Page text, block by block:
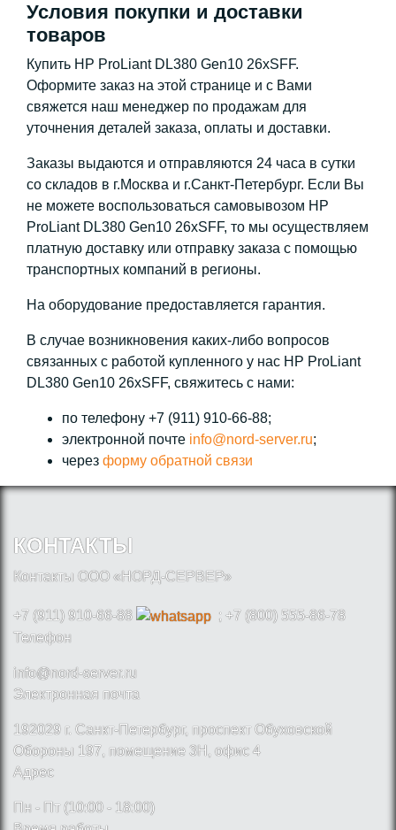
Условия покупки и доставки
товаров
Купить HP ProLiant DL380 Gen10 26xSFF.
Оформите заказ на этой странице и с Вами
свяжется наш менеджер по продажам для
уточнения деталей заказа, оплаты и доставки.
Заказы выдаются и отправляются 24 часа в сутки
со складов в г.Москва и г.Санкт-Петербург. Если Вы
не можете воспользоваться самовывозом HP
ProLiant DL380 Gen10 26xSFF, то мы осуществляем
платную доставку или отправку заказа с помощью
транспортных компаний в регионы.
На оборудование предоставляется гарантия.
В случае возникновения каких-либо вопросов
связанных с работой купленного у нас HP ProLiant
DL380 Gen10 26xSFF, свяжитесь с нами:
по телефону +7 (911) 910-66-88;
электронной почте info@nord-server.ru;
через форму обратной связи
КОНТАКТЫ
Контакты ООО «НОРД-СЕРВЕР»
+7 (911) 910-66-88
; +7 (800) 555-86-78
Телефон
info@nord-server.ru
Электронная почта
192029 г. Санкт-Петербург, проспект Обуховской
Обороны 197, помещение 3Н, офис 4
Адрес
Пн - Пт (10:00 - 18:00)